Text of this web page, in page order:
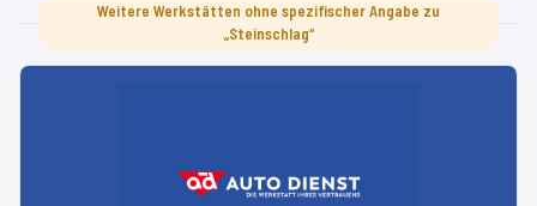
Weitere Werkstätten ohne spezifischer Angabe zu
„Steinschlag“